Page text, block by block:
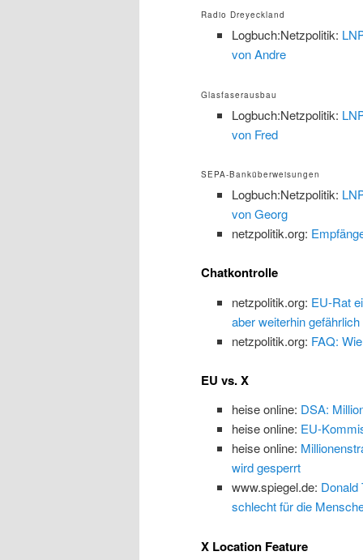
Radio Dreyeckland
Logbuch:Netzpolitik:
von Andre
Glasfaserausbau
Logbuch:Netzpolitik:
von Fred
SEPA-Banküberweisungen
Logbuch:Netzpolitik:
von Georg
netzpolitik.org:
Chatkontrolle
netzpolitik.org: EU-Rat
aber weiterhin gefährlich
netzpolitik.org: FAQ:
EU vs. X
heise online: DSA:
heise online: EU-
heise online:
wird gesperrt
www.spiegel.de: Donald
schlecht für die
X Location Feature